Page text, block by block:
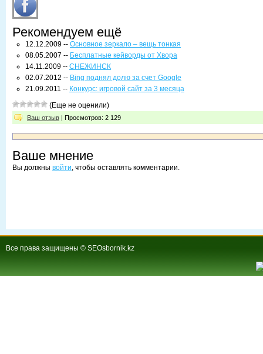
Рекомендуем ещё
12.12.2009 -- Основное зеркало – вещь тонкая
08.05.2007 -- Бесплатные кейворды от Хвора
14.11.2009 -- СНЕЖИНСК
02.07.2012 -- Bing поднял долю за счет Google
21.09.2011 -- Конкурс: игровой сайт за 3 месяца
(Еще не оценили)
Ваш отзыв | Просмотров: 2 129
Ваше мнение
Вы должны войти, чтобы оставлять комментарии.
Все права защищены © SEOsbornik.kz